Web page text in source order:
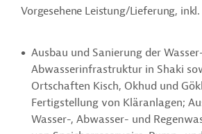
Vorgesehene Leistung/Lieferung,
Ausbau und Sanierung der
Abwasserinfrastruktur in Shaki
Ortschaften Kisch, Okhud und
Fertigstellung von Kläranlagen;
Wasser-, Abwasser- und